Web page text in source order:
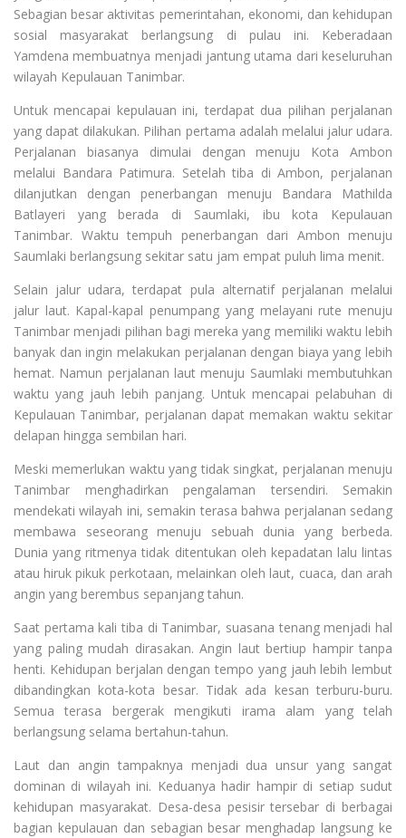
Sebagian besar aktivitas pemerintahan, ekonomi, dan kehidupan
sosial masyarakat berlangsung di pulau ini. Keberadaan
Yamdena membuatnya menjadi jantung utama dari keseluruhan
wilayah Kepulauan Tanimbar.
Untuk mencapai kepulauan ini, terdapat dua pilihan perjalanan
yang dapat dilakukan. Pilihan pertama adalah melalui jalur udara.
Perjalanan biasanya dimulai dengan menuju Kota Ambon
melalui Bandara Patimura. Setelah tiba di Ambon, perjalanan
dilanjutkan dengan penerbangan menuju Bandara Mathilda
Batlayeri yang berada di Saumlaki, ibu kota Kepulauan
Tanimbar. Waktu tempuh penerbangan dari Ambon menuju
Saumlaki berlangsung sekitar satu jam empat puluh lima menit.
Selain jalur udara, terdapat pula alternatif perjalanan melalui
jalur laut. Kapal-kapal penumpang yang melayani rute menuju
Tanimbar menjadi pilihan bagi mereka yang memiliki waktu lebih
banyak dan ingin melakukan perjalanan dengan biaya yang lebih
hemat. Namun perjalanan laut menuju Saumlaki membutuhkan
waktu yang jauh lebih panjang. Untuk mencapai pelabuhan di
Kepulauan Tanimbar, perjalanan dapat memakan waktu sekitar
delapan hingga sembilan hari.
Meski memerlukan waktu yang tidak singkat, perjalanan menuju
Tanimbar menghadirkan pengalaman tersendiri. Semakin
mendekati wilayah ini, semakin terasa bahwa perjalanan sedang
membawa seseorang menuju sebuah dunia yang berbeda.
Dunia yang ritmenya tidak ditentukan oleh kepadatan lalu lintas
atau hiruk pikuk perkotaan, melainkan oleh laut, cuaca, dan arah
angin yang berembus sepanjang tahun.
Saat pertama kali tiba di Tanimbar, suasana tenang menjadi hal
yang paling mudah dirasakan. Angin laut bertiup hampir tanpa
henti. Kehidupan berjalan dengan tempo yang jauh lebih lembut
dibandingkan kota-kota besar. Tidak ada kesan terburu-buru.
Semua terasa bergerak mengikuti irama alam yang telah
berlangsung selama bertahun-tahun.
Laut dan angin tampaknya menjadi dua unsur yang sangat
dominan di wilayah ini. Keduanya hadir hampir di setiap sudut
kehidupan masyarakat. Desa-desa pesisir tersebar di berbagai
bagian kepulauan dan sebagian besar menghadap langsung ke